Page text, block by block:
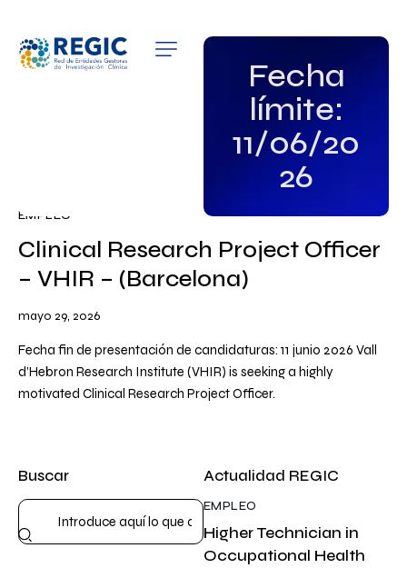
Fecha
límite:
11/06/20
26
QUIÉNES SOMOS
PATROCINADORES
GRUPOS DE INTERÉS
NOTICIAS
EMPLEO
Clinical Research Project Officer
– VHIR – (Barcelona)
mayo 29, 2026
Fecha fin de presentación de candidaturas: 11 junio 2026 Vall
d’Hebron Research Institute (VHIR) is seeking a highly
motivated Clinical Research Project Officer.
Buscar Actualidad REGIC
EMPLEO
Higher Technician in
Occupational Health